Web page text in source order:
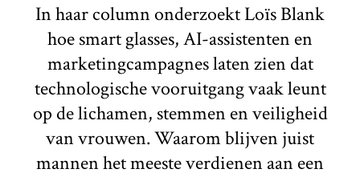
In haar column onderzoekt Loïs Blank
hoe smart glasses, AI-assistenten en
marketingcampagnes laten zien dat
technologische vooruitgang vaak leunt
op de lichamen, stemmen en veiligheid
van vrouwen. Waarom blijven juist
mannen het meeste verdienen aan een